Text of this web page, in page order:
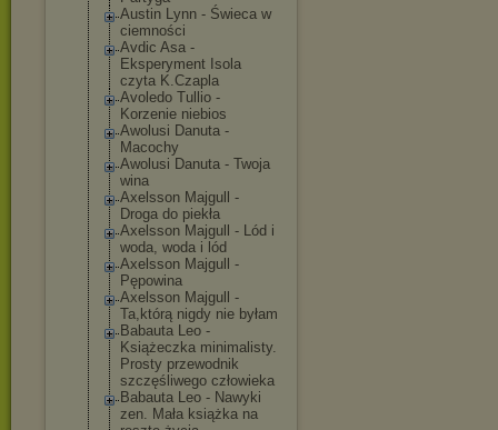
Austin Lynn - Świeca w
ciemności
Avdic Asa -
Eksperyment Isola
czyta K.Czapla
Avoledo Tullio -
Korzenie niebios
Awolusi Danuta -
Macochy
Awolusi Danuta - Twoja
wina
Axelsson Majgull -
Droga do piekła
Axelsson Majgull - Lód i
woda, woda i lód
Axelsson Majgull -
Pępowina
Axelsson Majgull -
Ta,którą nigdy nie byłam
Babauta Leo -
Książeczka minimalisty.
Prosty przewodnik
szczęśliwego człowieka
Babauta Leo - Nawyki
zen. Mała książka na